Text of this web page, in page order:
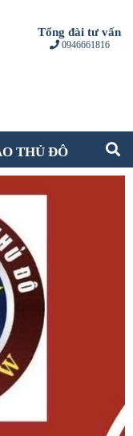
Tổng đài tư vấn
0946661816
THỦ ĐÔ